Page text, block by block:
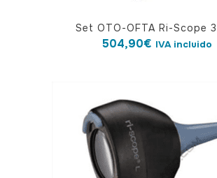
Set OTO-OFTA Ri-Scope
504,90€ IVA incluido